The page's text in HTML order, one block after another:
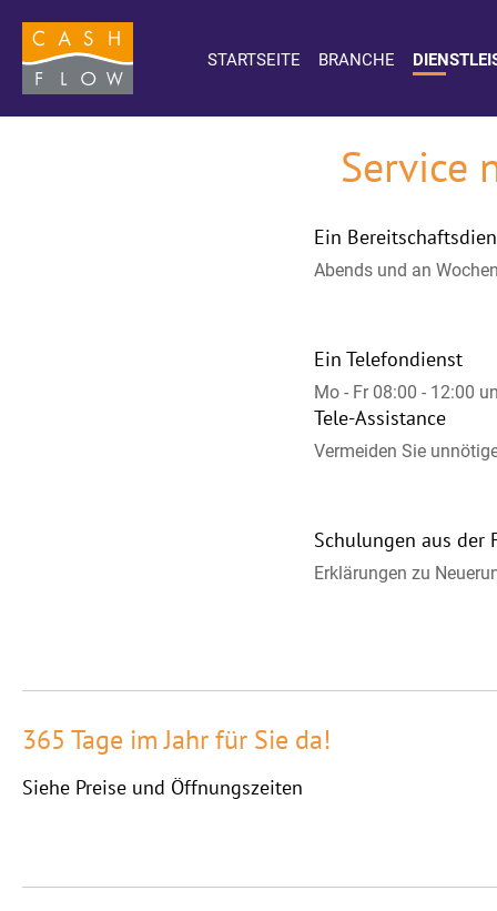
STARTSEITE BRANCHE
Service
Ein
Abends und an
Ein Telefondienst
Mo - Fr 08:00 - 12:00
Tele-Assistance
Vermeiden Sie
Schulungen aus der
Erklärungen zu
365 Tage im Jahr für Sie da!
Siehe Preise und Öffnungszeiten